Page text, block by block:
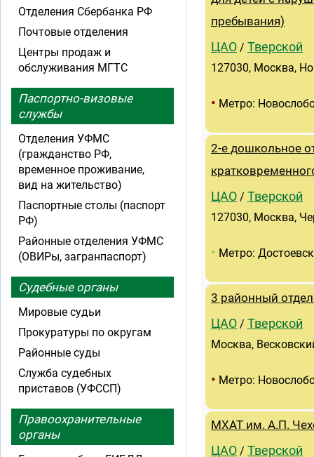
пребывания)
ЦАО / Тверской
127030, Москва,
• Метро:
2-е дошкольное
ЦАО / Тверской
127030, Москва,
• Метро:
3 районный
ЦАО / Тверской
Москва,
• Метро:
MXAT им. А.П.
ЦАО / Тверской
Отделения Сбербанка РФ
Почтовые отделения
Центры продаж и
обслуживания МГТС
Паспортно-визовые
службы
Отделения УФМС
(гражданство РФ,
временное проживание,
вид на жительство)
Паспортные столы (паспорт
РФ)
Районные отделения УФМС
(ОВИРы, загранпаспорт)
Судебные органы
Мировые судьи
Прокуратуры по округам
Районные суды
Служба судебных
приставов (УФССП)
Правоохранительные
органы